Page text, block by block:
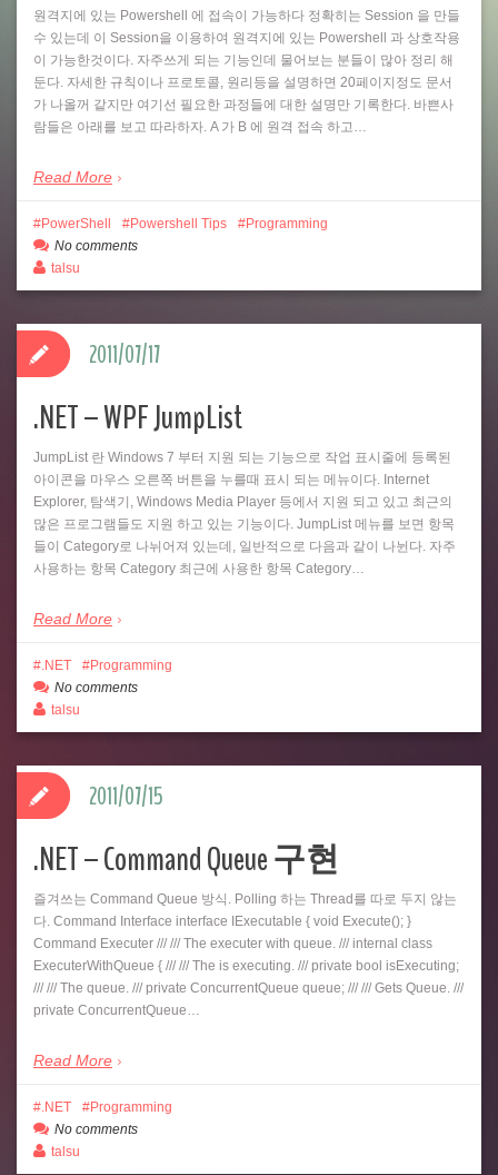
원격지에 있는 Powershell 에 접속이 가능하다 정확히는 Session 을 만들
수 있는데 이 Session을 이용하여 원격지에 있는 Powershell 과 상호작용
이 가능한것이다. 자주쓰게 되는 기능인데 물어보는 분들이 많아 정리 해
둔다. 자세한 규칙이나 프로토콜, 원리등을 설명하면 20페이지정도 문서
가 나올꺼 같지만 여기선 필요한 과정들에 대한 설명만 기록한다. 바쁜사
람들은 아래를 보고 따라하자. A 가 B 에 원격 접속 하고…
Read More
PowerShell Powershell Tips
Programming
No comments
talsu
.NET – WPF JumpList
JumpList 란 Windows 7 부터 지원 되는 기능으로 작업 표시줄에 등록된
아이콘을 마우스 오른쪽 버튼을 누를때 표시 되는 메뉴이다. Internet
Explorer, 탐색기, Windows Media Player 등에서 지원 되고 있고 최근의
많은 프로그램들도 지원 하고 있는 기능이다. JumpList 메뉴를 보면 항목
들이 Category로 나뉘어져 있는데, 일반적으로 다음과 같이 나뉜다. 자주
사용하는 항목 Category 최근에 사용한 항목 Category…
Read More
2011/07/17
.NET
Programming
No comments
talsu
.NET – Command Queue 구현
즐겨쓰는 Command Queue 방식. Polling 하는 Thread를 따로 두지 않는
다. Command Interface interface IExecutable { void Execute(); }
Command Executer /// /// The executer with queue. /// internal class
ExecuterWithQueue { /// /// The is executing. /// private bool isExecuting;
/// /// The queue. /// private ConcurrentQueue queue; /// /// Gets Queue. ///
private ConcurrentQueue…
Read More
2011/07/15
.NET
Programming
No comments
talsu